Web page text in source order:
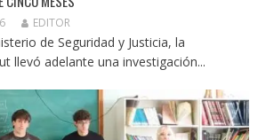
EDITOR
de Seguridad y Justicia, la
llevó adelante una investigación...